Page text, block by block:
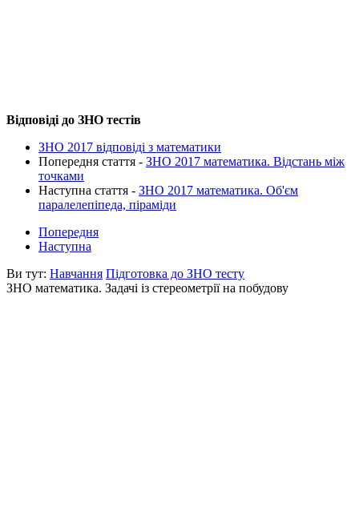
Відповіді до ЗНО тестів
ЗНО 2017 відповіді з математики
Попередня стаття - ЗНО 2017 математика. Відстань між
точками
Наступна стаття - ЗНО 2017 математика. Об'єм
паралелепіпеда, піраміди
Попередня
Наступна
Ви тут: Навчання Підготовка до ЗНО тесту
ЗНО математика. Задачі із стереометрії на побудову